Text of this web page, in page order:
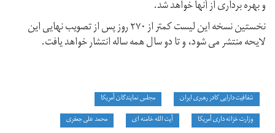
و بهره برداری از آنها خواهد شد.
نخستین نسخه این لیست کمتر از ۲۷۰ روز پس از تصویب نهایی این
لایحه منتشر می شود، و تا دو سال همه ساله انتشار خواهد یافت.
شفافیت دارایی کادر رهبری ایران
مجلس نمایندگان آمریکا
وزارت خزانه داری آمریکا
آیت الله خامنه ای
محمد علی جعفری